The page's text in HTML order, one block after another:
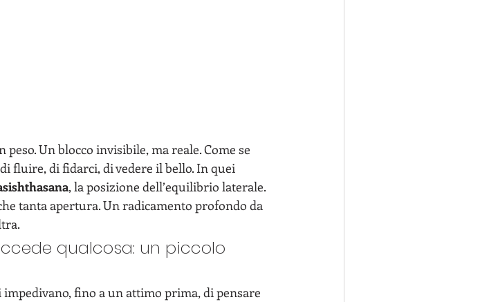
Un blocco invisibile, ma reale. Come se
fluire, di fidarci, di vedere il bello. In quei
, la posizione dell’equilibrio laterale.
tanta apertura. Un radicamento profondo da
qualcosa: un piccolo
fino a un attimo prima, di pensare